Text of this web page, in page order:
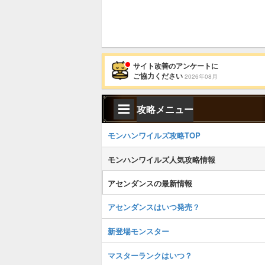
サイト改善のアンケートに
ご協力ください 2026年08月
攻略メニュー
モンハンワイルズ攻略TOP
モンハンワイルズ人気攻略情報
アセンダンスの最新情報
アセンダンスはいつ発売？
新登場モンスター
マスターランクはいつ？